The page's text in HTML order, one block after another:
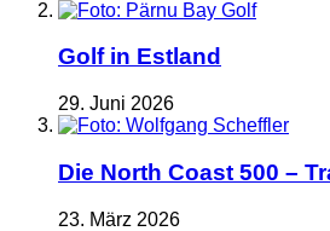
Golf in Estland
29. Juni 2026
Die North Coast 500 –
23. März 2026